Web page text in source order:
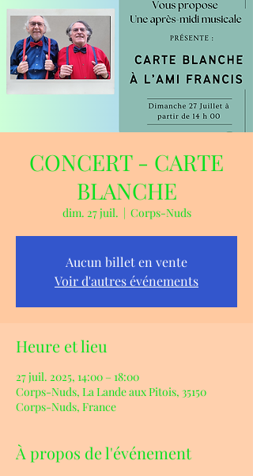
CONCERT - CARTE
BLANCHE
dim. 27 juil.
  |
Corps-Nuds
Aucun billet en vente
Voir d'autres événements
Heure et lieu
27 juil. 2025, 14:00 – 18:00
Corps-Nuds, La Lande aux Pitois, 35150
Corps-Nuds, France
À propos de l'événement